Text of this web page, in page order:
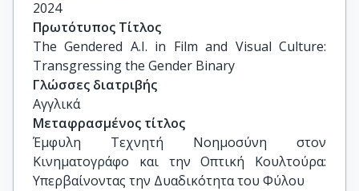
Δημήτρης Χαρίτος, Καθηγητής, Τμήμα
Επικοινωνίας και Μ.Μ.Ε., ΕΚΠΑ
2024
Πρωτότυπος Τίτλος
The Gendered A.I. in Film and Visual Culture:
Transgressing the Gender Binary
Γλώσσες διατριβής
Αγγλικά
Μεταφρασμένος τίτλος
Έμφυλη Τεχνητή Νοημοσύνη στον
Κινηματογράφο και την Οπτική Κουλτούρα:
Υπερβαίνοντας την Δυαδικότητα του Φύλου